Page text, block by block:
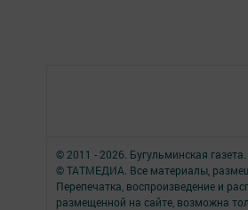
© 2011 - 2026. Бугульминская
© ТАТМЕДИА. Все материалы,
Перепечатка, воспроизведение и
размещенной на сайте, возможна